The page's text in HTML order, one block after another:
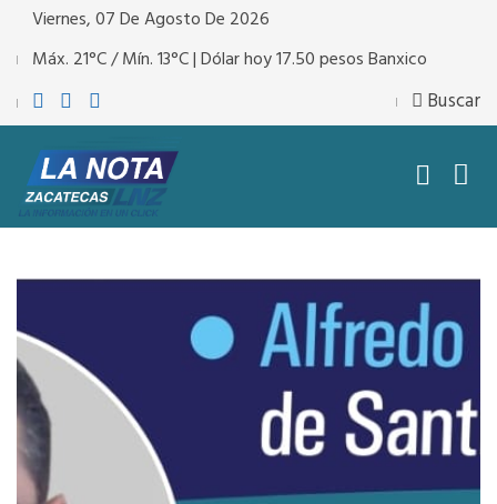
Viernes, 07 De Agosto De 2026
Máx. 21°C / Mín. 13°C | Dólar hoy 17.50 pesos Banxico
Buscar